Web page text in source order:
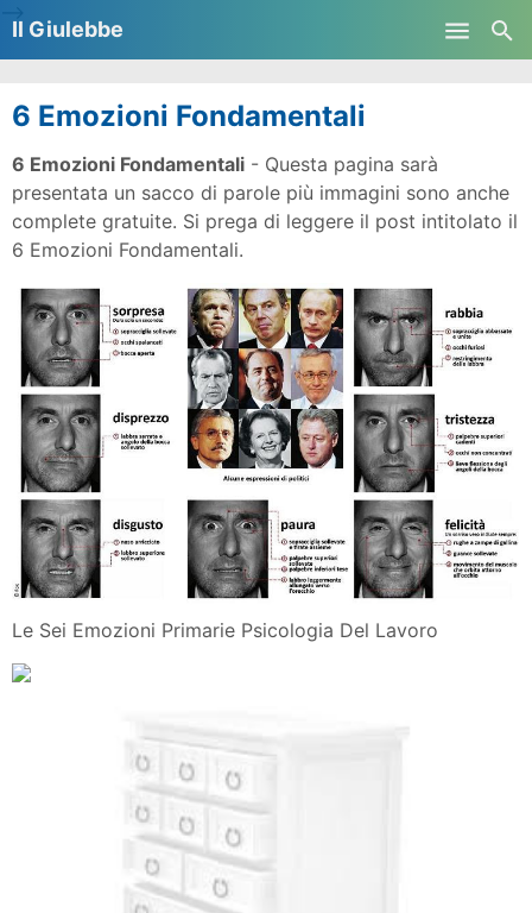
Il Giulebbe
6 Emozioni Fondamentali
6 Emozioni Fondamentali - Questa pagina sarà
presentata un sacco di parole più immagini sono anche
complete gratuite. Si prega di leggere il post intitolato il
6 Emozioni Fondamentali.
Le Sei Emozioni Primarie Psicologia Del Lavoro